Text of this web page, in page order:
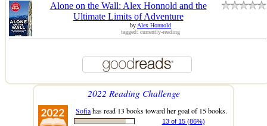
Alone on the Wall: Alex Honnold and the
Ultimate Limits of Adventure
byAlex Honnold
tagged: currently-reading
2022 Reading Challenge
Sofiahas read 13 books toward her goal of 15 books.
13 of 15 (86%)